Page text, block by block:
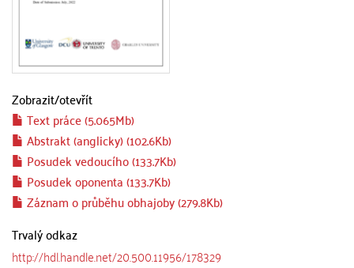
Zobrazit/otevřít
Text práce (5.065Mb)
Abstrakt (anglicky) (102.6Kb)
Posudek vedoucího (133.7Kb)
Posudek oponenta (133.7Kb)
Záznam o průběhu obhajoby (279.8Kb)
Trvalý odkaz
http://hdl.handle.net/20.500.11956/178329